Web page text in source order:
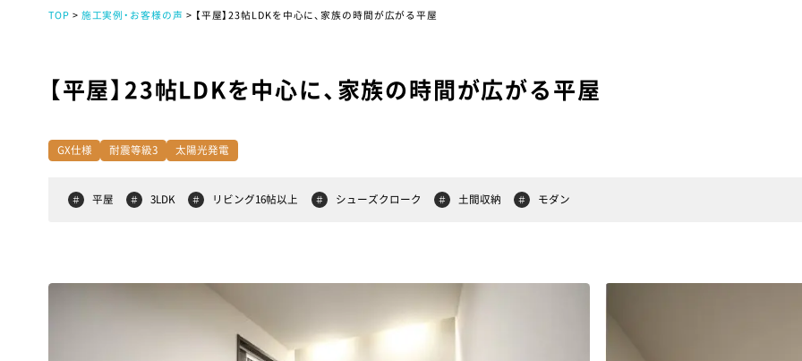
TOP 施工実例・お客様の声 【平屋】23帖LDKを中心に、家族の時間が広がる平屋
【平屋】23帖LDKを中心に、家族の時間が広がる平屋
GX仕様 耐震等級3 太陽光発電
＃ 平屋 ＃ 3LDK ＃ リビング16帖以上 ＃ シューズクローク ＃ 土間収納 ＃ モダン